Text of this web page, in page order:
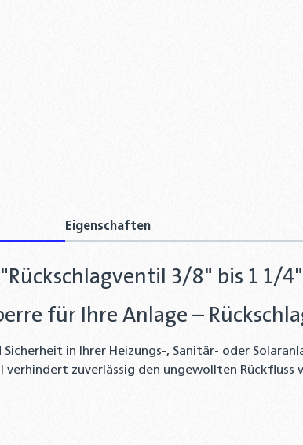
Eigenschaften
3/8" bis 1 1/
für Ihre Anlage –
in Ihrer Heizungs-, Sanitär- oder
verhindert zuverlässig den ungewollten